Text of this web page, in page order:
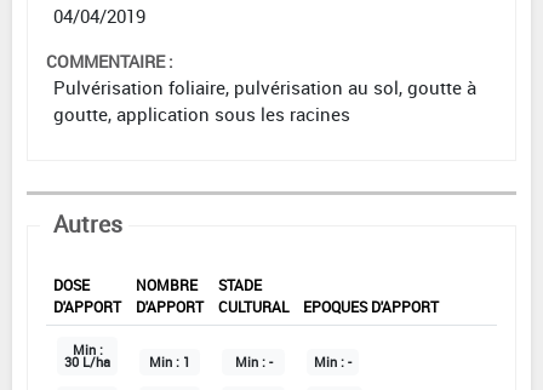
04/04/2019
COMMENTAIRE :
Pulvérisation foliaire, pulvérisation au sol, goutte à
goutte, application sous les racines
Autres
DOSE
D'APPORT
NOMBRE
D'APPORT
STADE
CULTURAL
EPOQUES D'APPORT
Min :
30 L/ha Min : 1 Min : - Min : -